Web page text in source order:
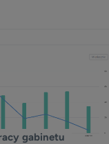
gabinetu